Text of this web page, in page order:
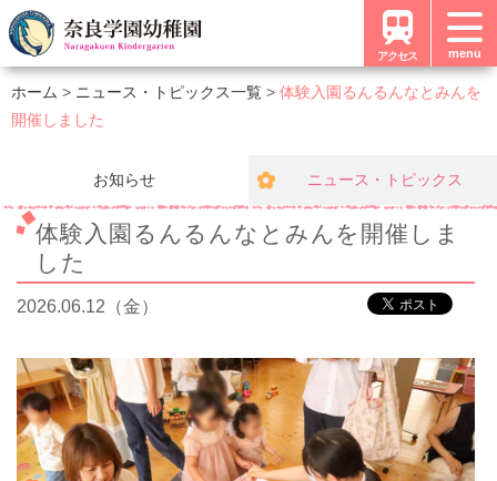
アクセス menu
ホーム ニュース・トピックス一覧
体験入園るんるんなとみんを
開催しました
お知らせ ニュース・トピックス
体験入園るんるんなとみんを開催しま
した
2026.06.12（金）